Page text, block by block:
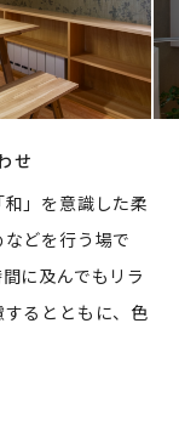
せ
」を意識した柔
どを行う場で
に及んでもリラ
るとともに、色